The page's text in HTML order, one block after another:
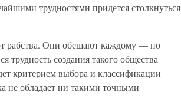
трудностями придется столкнуться
рабства. Они обещают каждому — по
создания такого общества
критерием выбора и классификации
не обладает ни такими точными